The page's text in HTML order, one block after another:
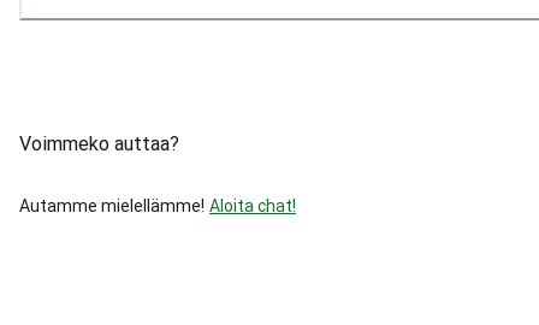
Voimmeko auttaa?
Autamme mielellämme! Aloita chat!